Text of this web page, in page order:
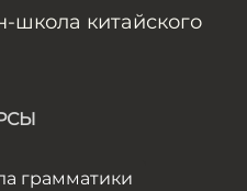
школа китайского
грамматики